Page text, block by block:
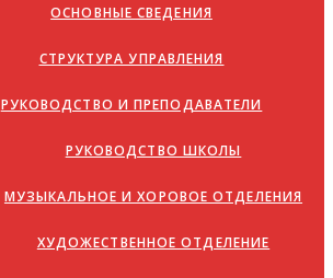
ОСНОВНЫЕ СВЕДЕНИЯ
СТРУКТУРА УПРАВЛЕНИЯ
РУКОВОДСТВО И ПРЕПОДАВАТЕЛИ
РУКОВОДСТВО ШКОЛЫ
МУЗЫКАЛЬНОЕ И ХОРОВОЕ ОТДЕЛЕНИЯ
ХУДОЖЕСТВЕННОЕ ОТДЕЛЕНИЕ